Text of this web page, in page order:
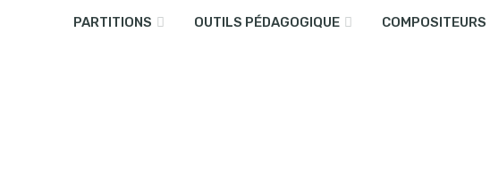
PARTITIONS OUTILS PÉDAGOGIQUE COMPOSITEURS